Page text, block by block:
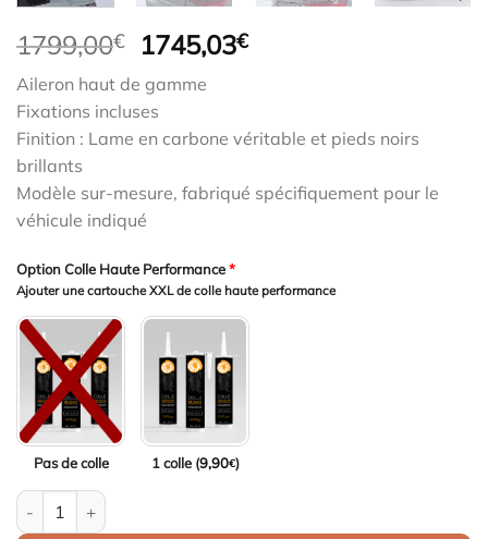
1799,00€
Le
initial
était :
1799,00€.
1745,03€Le
1745,03€.
Aileron haut de gamme
Fixations incluses
Finition : Lame en carbone véritable et pieds noirs
brillants
Modèle sur-mesure, fabriqué spécifiquement pour le
véhicule indiqué
Option Colle Haute Performance*
Ajouter une cartouche XXL de colle haute performance
Pas de colle 1 colle (9,90€)
quantité de Aileron Col de cygne V2 pour Audi A4 / S4 B9